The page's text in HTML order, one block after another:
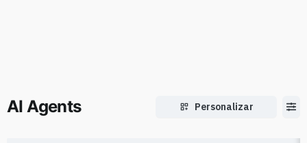
AI Agents Personalizar